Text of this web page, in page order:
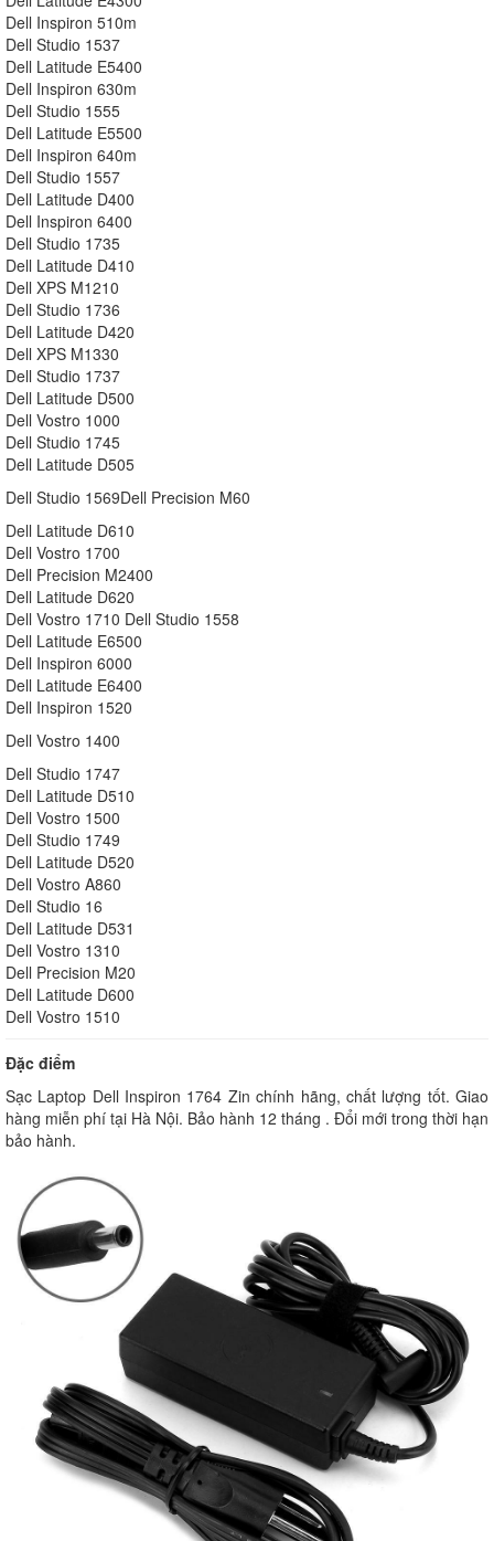
Dell Inspiron 510m
Dell Studio 1537
Dell Latitude E5400
Dell Inspiron 630m
Dell Studio 1555
Dell Latitude E5500
Dell Inspiron 640m
Dell Studio 1557
Dell Latitude D400
Dell Inspiron 6400
Dell Studio 1735
Dell Latitude D410
Dell XPS M1210
Dell Studio 1736
Dell Latitude D420
Dell XPS M1330
Dell Studio 1737
Dell Latitude D500
Dell Vostro 1000
Dell Studio 1745
Dell Latitude D505
Dell Studio 1569Dell Precision M60
Dell Latitude D610
Dell Vostro 1700
Dell Precision M2400
Dell Latitude D620
Dell Vostro 1710 Dell Studio 1558
Dell Latitude E6500
Dell Inspiron 6000
Dell Latitude E6400
Dell Inspiron 1520
Dell Vostro 1400
Dell Studio 1747
Dell Latitude D510
Dell Vostro 1500
Dell Studio 1749
Dell Latitude D520
Dell Vostro A860
Dell Studio 16
Dell Latitude D531
Dell Vostro 1310
Dell Precision M20
Dell Latitude D600
Dell Vostro 1510
Đặc điểm
Sạc Laptop Dell Inspiron 1764 Zin chính hãng, chất lượng tốt. Giao
hàng miễn phí tại Hà Nội. Bảo hành 12 tháng . Đổi mới trong thời hạn
bảo hành.